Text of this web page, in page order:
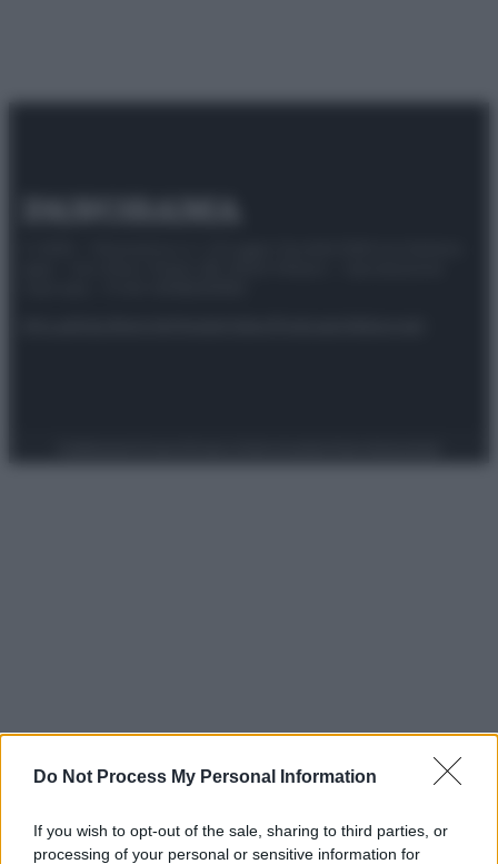
Do Not Process My Personal Information
If you wish to opt-out of the sale, sharing to third parties, or
processing of your personal or sensitive information for